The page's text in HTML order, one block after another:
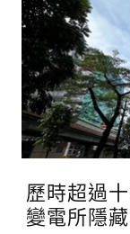
歷時超過
變電所隱